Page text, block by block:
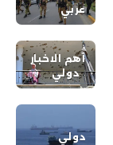
عربي
أهم الاخبار
دولي
دولي